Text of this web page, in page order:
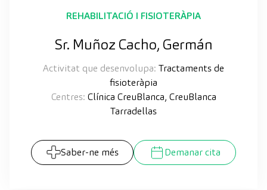
REHABILITACIÓ I FISIOTERÀPIA
Sr. Muñoz Cacho, Germán
Activitat que desenvolupa: Tractaments de
fisioteràpia
Centres: Clínica CreuBlanca, CreuBlanca
Tarradellas
Saber-ne més Demanar cita